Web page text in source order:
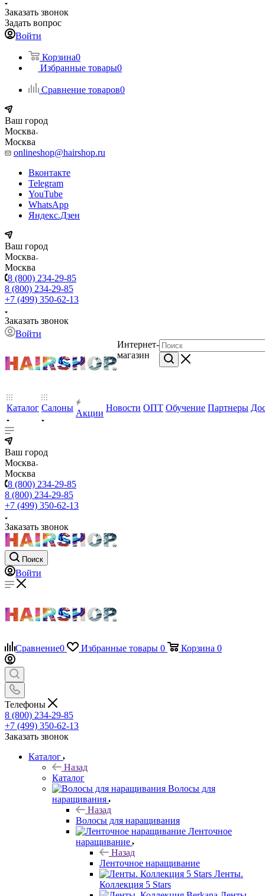
Заказать звонок
Задать вопрос
Войти
Корзина0
Избранные товары0
Сравнение товаров0
Ваш город
Москва
Москва
onlineshop@hairshop.ru
Вконтакте
Telegram
YouTube
WhatsApp
Яндекс.Дзен
Ваш город
Москва
Москва
8 (800) 234-29-85
8 (800) 234-29-85
+7 (499) 350-62-13
Заказать звонок
Войти
Интернет-
магазин
Каталог Салоны
Акции
Новости ОПТ Обучение Партнеры
Ваш город
Москва
Москва
8 (800) 234-29-85
8 (800) 234-29-85
+7 (499) 350-62-13
Заказать звонок
Поиск
Войти
Сравнение0 Избранные товары 0 Корзина 0
Телефоны
8 (800) 234-29-85
+7 (499) 350-62-13
Заказать звонок
Каталог
Назад
Каталог
Волосы для
наращивания
Назад
Волосы для наращивания
Ленточное
наращивание
Назад
Ленточное наращивание
Ленты.
Коллекция 5 Stars